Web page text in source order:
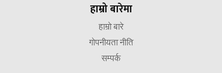
हाम्रो बारेमा
हाम्रो बारे
गोपनीयता नीति
सम्पर्क